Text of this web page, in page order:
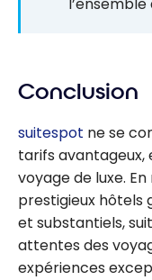
Conclusion
suitespot ne se
tarifs avantageux,
voyage de luxe.
prestigieux hôtels
et substantiels,
attentes des
expériences